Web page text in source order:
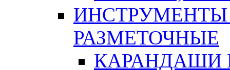
ИНСТРУМЕНТЫ
РАЗМЕТОЧНЫЕ
КАРАНДАШИ